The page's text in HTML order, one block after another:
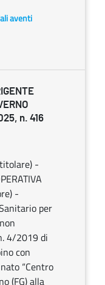
aventi
n. 416
-
-
per
4/2019 di
con
“Centro
(FG) alla